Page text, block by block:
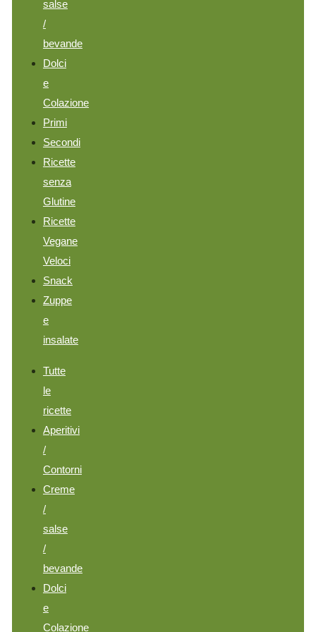
salse
/
bevande
Dolci
e
Colazione
Primi
Secondi
Ricette
senza
Glutine
Ricette
Vegane
Veloci
Snack
Zuppe
e
insalate
Tutte
le
ricette
Aperitivi
/
Contorni
Creme
/
salse
/
bevande
Dolci
e
Colazione